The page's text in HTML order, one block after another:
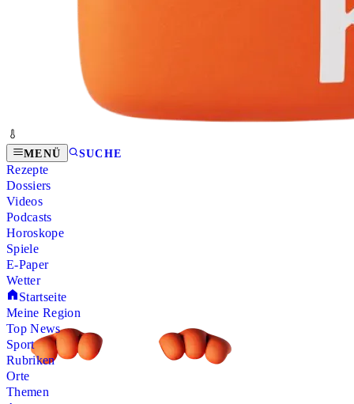
MENÜ SUCHE
Rezepte
Dossiers
Videos
Podcasts
Horoskope
Spiele
E-Paper
Wetter
Startseite
Meine Region
Top News
Sport
Rubriken
Orte
Themen